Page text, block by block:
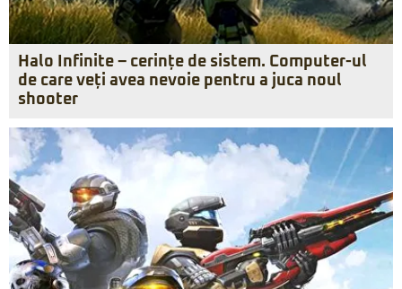
Halo Infinite – cerințe de sistem. Computer-ul
de care veți avea nevoie pentru a juca noul
shooter